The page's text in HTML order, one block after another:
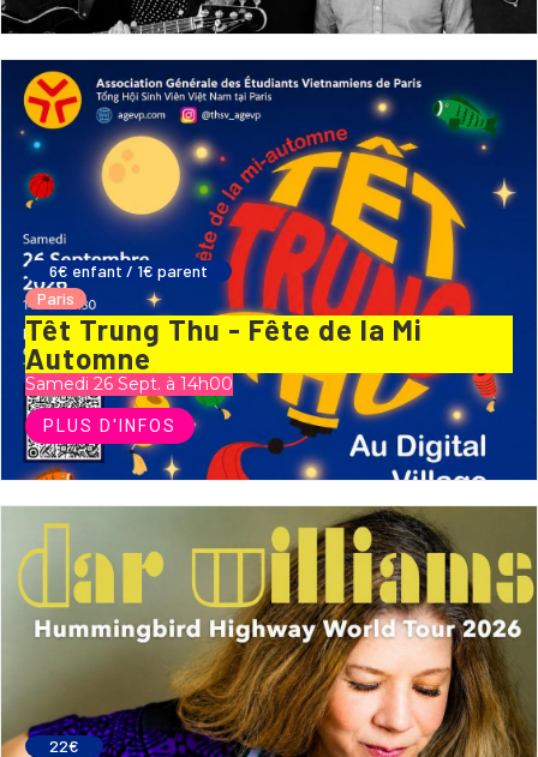
6€ enfant / 1€ parent
Paris
Têt Trung Thu - Fête de la Mi
Automne
Samedi 26 Sept. à 14h00
PLUS D'INFOS
22€